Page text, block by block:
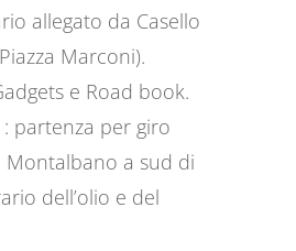
allegato da Casello
Marconi).
e Road book.
: partenza per giro
a sud di
dell’olio e del